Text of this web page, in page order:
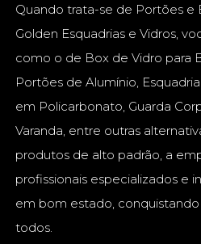
Quando trata-se de Portões e
Golden Esquadrias e Vidros,
como o de Box de Vidro para
Portões de Alumínio,
em Policarbonato, Guarda
Varanda, entre outras
produtos de alto padrão, a
profissionais especializados e
em bom estado,
todos.